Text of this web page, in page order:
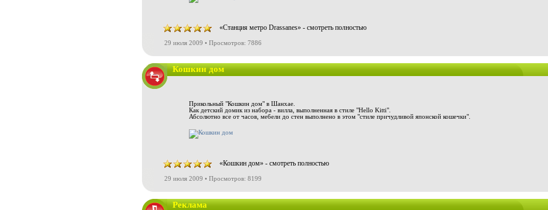
«Станция метро Drassanes» - смотреть полностью
29 июля 2009 • Просмотров: 7886
Кошкин дом
Прикольный "Кошкин дом" в Шанхае.
Как детский домик из набора - вилла, выполненная в стиле "Hello Kitti".
Абсолютно все от часов, мебели до стен выполнено в этом "стиле причудливой японской кошечки".
«Кошкин дом» - смотреть полностью
29 июля 2009 • Просмотров: 8199
Реклама